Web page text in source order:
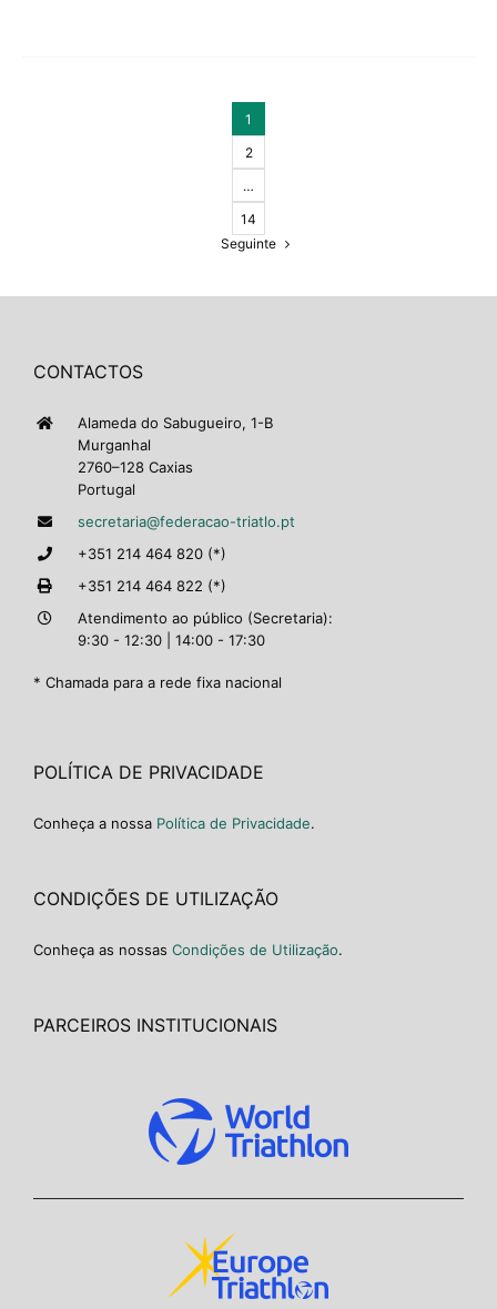
1
2
…
14
Seguinte
CONTACTOS
Alameda do Sabugueiro, 1-B
Murganhal
2760–128 Caxias
Portugal
secretaria@federacao-triatlo.pt
+351 214 464 820 (*)
+351 214 464 822 (*)
Atendimento ao público (Secretaria):
9:30 - 12:30 | 14:00 - 17:30
* Chamada para a rede fixa nacional
POLÍTICA DE PRIVACIDADE
Conheça a nossa Política de Privacidade.
CONDIÇÕES DE UTILIZAÇÃO
Conheça as nossas Condições de Utilização.
PARCEIROS INSTITUCIONAIS